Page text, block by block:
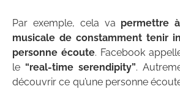
Par exemple, cela va permettre
musicale de constamment tenir
personne écoute. Facebook
le “real-time serendipity”.
découvrir ce qu’une personne